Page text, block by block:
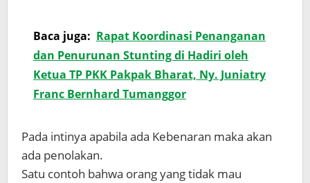
Baca juga: Rapat Koordinasi Penanganan
dan Penurunan Stunting di Hadiri oleh
Ketua TP PKK Pakpak Bharat, Ny. Juniatry
Franc Bernhard Tumanggor
Pada intinya apabila ada Kebenaran maka akan
ada penolakan.
Satu contoh bahwa orang yang tidak mau